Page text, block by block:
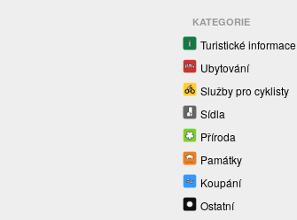
KATEGORIE
Turistické informace
Ubytování
Služby pro cyklisty
Sídla
Příroda
Památky
Koupání
Ostatní